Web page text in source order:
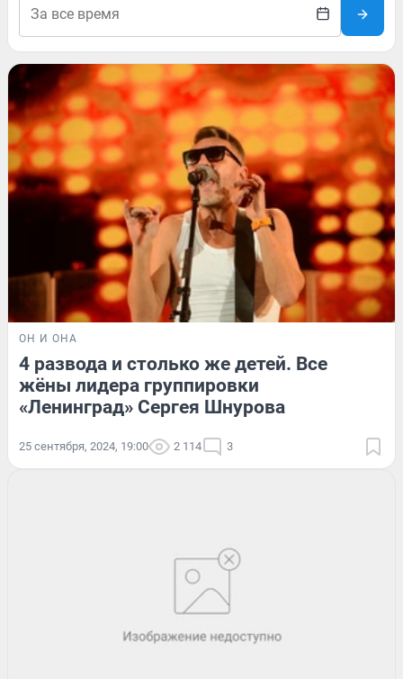
ОН И ОНА
4 развода и столько же детей. Все
жёны лидера группировки
«Ленинград» Сергея Шнурова
25 сентября, 2024, 19:00 2 114 3